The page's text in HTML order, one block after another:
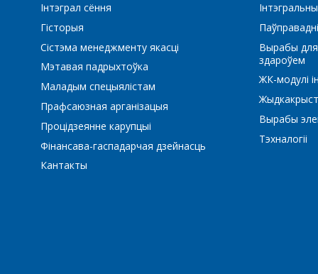
Інтэграл сёння
Гісторыя
Сістэма менеджменту якасці
Мэтавая падрыхтоўка
Маладым спецыялістам
Прафсаюзная арганізацыя
Процідзеянне карупцыі
Фінансава-гаспадарчая дзейнасць
Кантакты
Вырабы
здароўем
ЖК-модулі
Вырабы
Тэхналогіі